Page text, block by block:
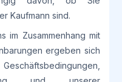
Kaufmann sind.
im Zusammenhang mit
ergeben sich